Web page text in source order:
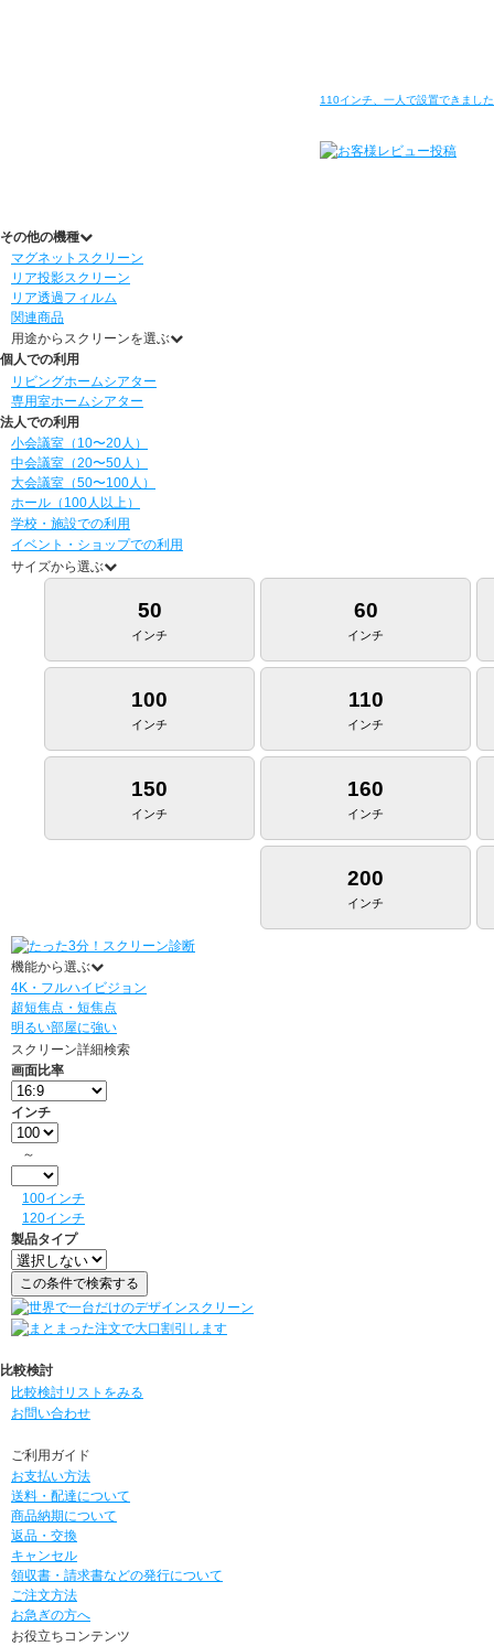
110インチ、一人で設置できまし
その他の機種
マグネットスクリーン
リア投影スクリーン
リア透過フィルム
関連商品
用途からスクリーンを選ぶ
個人での利用
リビングホームシアター
専用室ホームシアター
法人での利用
小会議室（10〜20人）
中会議室（20〜50人）
大会議室（50〜100人）
ホール（100人以上）
学校・施設での利用
イベント・ショップでの利用
サイズから選ぶ
50
インチ
60
インチ
100
インチ
110
インチ
150
インチ
160
インチ
200
インチ
機能から選ぶ
4K・フルハイビジョン
超短焦点・短焦点
明るい部屋に強い
スクリーン詳細検索
画面比率
インチ
～
100インチ
120インチ
製品タイプ
比較検討
比較検討リストをみる
お問い合わせ
ご利用ガイド
お支払い方法
送料・配達について
商品納期について
返品・交換
キャンセル
領収書・請求書などの発行について
ご注文方法
お急ぎの方へ
お役立ちコンテンツ